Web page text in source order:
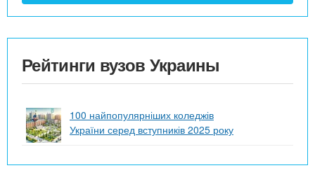
Рейтинги вузов Украины
100 найпопулярніших коледжів
України серед вступників 2025 року